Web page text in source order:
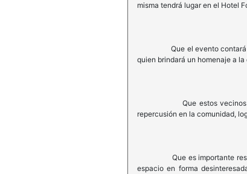
misma tendrá lugar en el Hotel
Que el evento contará no
quien brindará un homenaje a
Que estos vecinos y
repercusión en la comunidad,
Que es importante resaltar
espacio en forma